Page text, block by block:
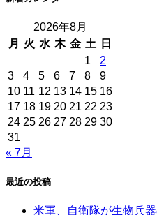
2026年8月
月
火 水 木 金 土
日
1
2
3
4 5 6 7 8
9
10 11 12 13 14 15 16
17 18 19 20 21 22 23
24 25 26 27 28 29 30
31
« 7月
最近の投稿
米軍、自衛隊が生物兵